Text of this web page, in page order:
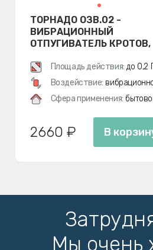
ТОРНАДО ОЗВ.02 -
ВИБРАЦИОННЫЙ
ОТПУГИВАТЕЛЬ КРОТОВ,
ПОЛЕВОКПлощадь действия: до 0,2
Воздействие:
Сфера применения:
2660 ₽ В
Мы очень